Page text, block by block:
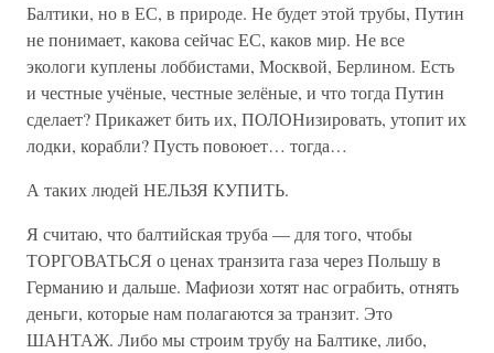
Балтики, но в ЕС, в природе. Не будет этой трубы, Путин
не понимает, какова сейчас ЕС, каков мир. Не все
экологи куплены лоббистами, Москвой, Берлином. Есть
и честные учёные, честные зелёные, и что тогда Путин
сделает? Прикажет бить их, ПОЛОНизировать, утопит их
лодки, корабли? Пусть повоюет… тогда…
А таких людей НЕЛЬЗЯ КУПИТЬ.
Я считаю, что балтийская труба — для того, чтобы
ТОРГОВАТЬСЯ о ценах транзита газа через Польшу в
Германию и дальше. Мафиози хотят нас ограбить, отнять
деньги, которые нам полагаются за транзит. Это
ШАНТАЖ. Либо мы строим трубу на Балтике, либо,